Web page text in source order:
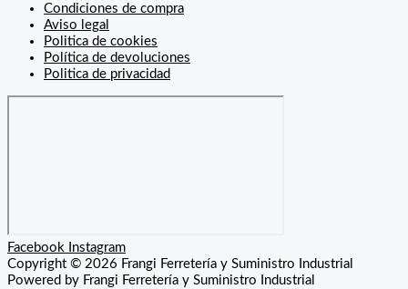
Condiciones de compra
Aviso legal
Politica de cookies
Política de devoluciones
Politica de privacidad
Facebook Instagram
Copyright © 2026 Frangi Ferretería y Suministro Industrial
Powered by Frangi Ferretería y Suministro Industrial